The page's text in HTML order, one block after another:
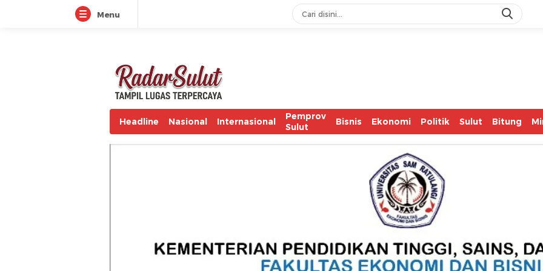
Menu
radarsulut.com
Headline Nasional Internasional
Pemprov
Sulut
Bisnis Ekonomi Politik Sulut Bitung